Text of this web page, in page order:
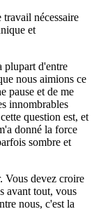
nécessaire
et
plupart d'entre
nous aimions ce
pause et de me
innombrables
question est, et
donné la force
sombre et
Vous devez croire
avant tout, vous
nous, c'est la